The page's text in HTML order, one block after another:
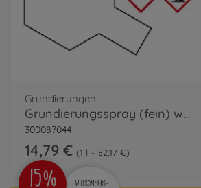
Grundierungen
Grundierungsspray (fein) weiß 180ml
300087044
14,79 € 1 l = 82,17 €